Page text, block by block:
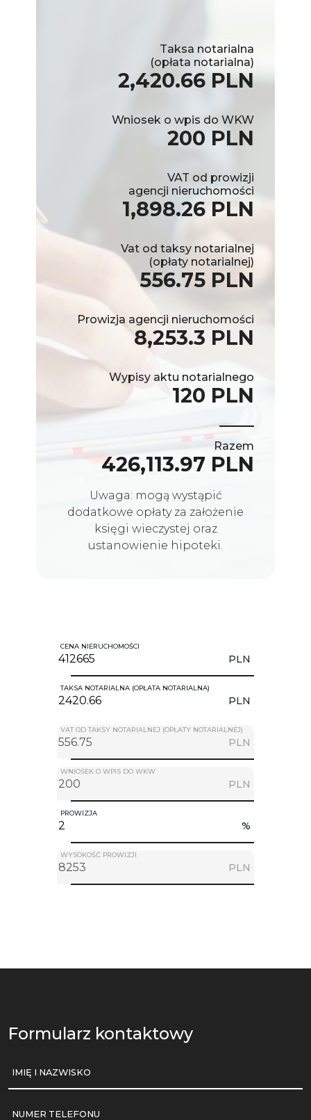
Taksa notarialna
(opłata notarialna)
2,420.66 PLN
Wniosek o wpis do WKW
200 PLN
VAT od prowizji
agencji nieruchomości
1,898.26 PLN
Vat od taksy notarialnej
(opłaty notarialnej)
556.75 PLN
Prowizja agencji nieruchomości
8,253.3 PLN
Wypisy aktu notarialnego
120 PLN
Razem
426,113.97 PLN
Uwaga: mogą wystąpić
dodatkowe opłaty za założenie
księgi wieczystej oraz
ustanowienie hipoteki.
CENA NIERUCHOMOŚCI
PLN
TAKSA NOTARIALNA (OPŁATA NOTARIALNA)
PLN
VAT OD TAKSY NOTARIALNEJ (OPŁATY NOTARIALNEJ)
PLN
WNIOSEK O WPIS DO WKW
PLN
PROWIZJA
%
WYSOKOŚĆ PROWIZJI
PLN
Formularz kontaktowy
IMIĘ I NAZWISKO
NUMER TELEFONU